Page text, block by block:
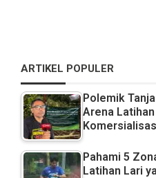
ARTIKEL POPULER
Polemik
Arena
Pahami 5
Latihan Lari